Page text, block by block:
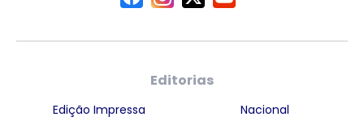
Editorias
Edição Impressa
Nacional